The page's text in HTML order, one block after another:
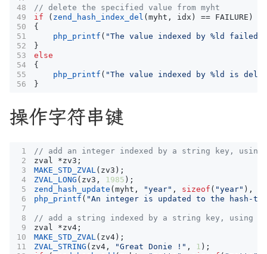
if
( zend_hash_index_del ( myht , idx ) == FAILURE )
{
php_printf ( "The value indexed by %ld failed
}
else
{
php_printf ( "The value indexed by %ld is
}
操作字符串键
zval *zv3 ;
MAKE_STD_ZVAL ( zv3 );
ZVAL_LONG ( zv3 , 1985 );
zend_hash_update ( myht , "year" , sizeof ( "year" ),
php_printf ( "An integer is updated to the hash-
zval *zv4 ;
MAKE_STD_ZVAL ( zv4 );
ZVAL_STRING ( zv4 , "Great Donie !" , 1 );